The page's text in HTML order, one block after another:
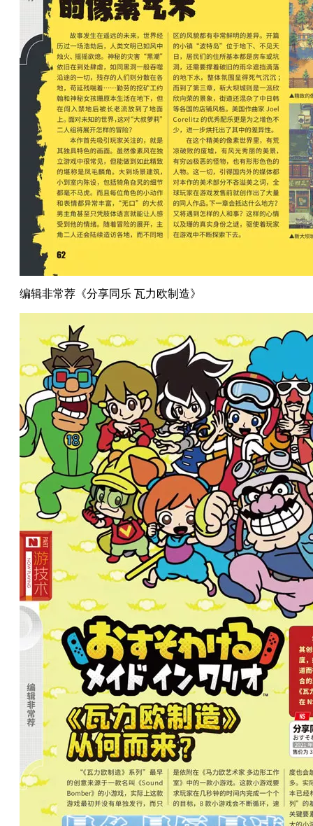
编辑非常荐《分享同乐 瓦力欧制造》